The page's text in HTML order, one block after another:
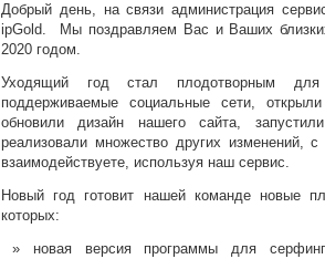
Добрый день, на связи администрация
ipGold. Мы поздравляем Вас и Ваших
2020 годом.
Уходящий год стал плодотворным
поддерживаемые социальные сети,
обновили дизайн нашего сайта,
реализовали множество других изменений,
взаимодействуете, используя наш сервис.
Новый год готовит нашей команде новые
которых:
новая версия программы для